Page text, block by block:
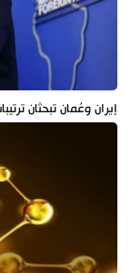
إيران وعُمان تبحثان